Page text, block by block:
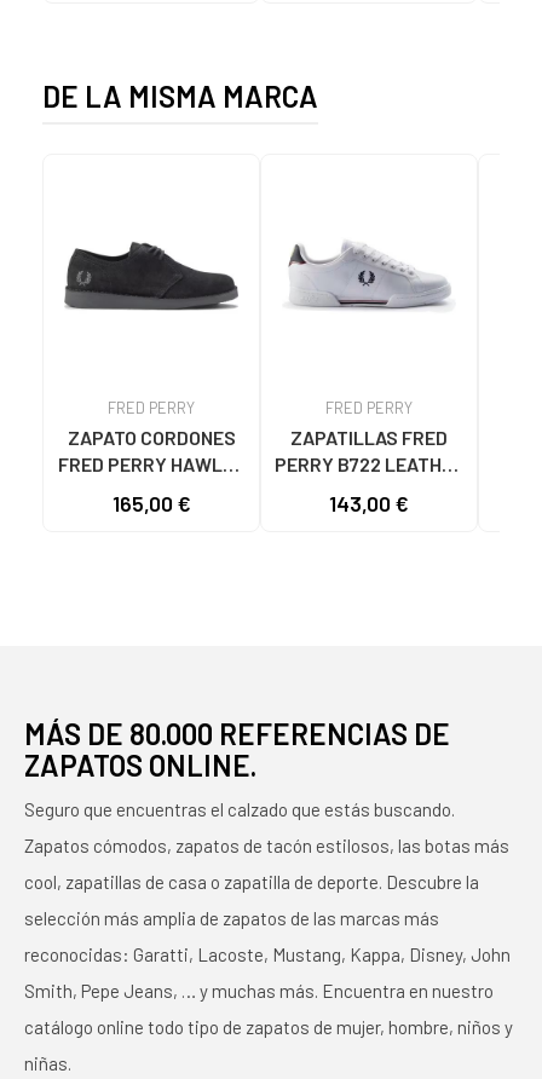
DE LA MISMA MARCA
FRED PERRY
ZAPATO CORDONES
FRED PERRY HAWLEY
NEGRO BLACK
165,00 €
FRED PERRY
ZAPATILLAS FRED
PERRY B722 LEATHER
DETALLES NAVY
143,00 €
MÁS DE 80.000 REFERENCIAS DE
ZAPATOS ONLINE.
Seguro que encuentras el calzado que estás buscando.
Zapatos cómodos, zapatos de tacón estilosos, las botas más
cool, zapatillas de casa o zapatilla de deporte. Descubre la
selección más amplia de zapatos de las marcas más
reconocidas: Garatti, Lacoste, Mustang, Kappa, Disney, John
Smith, Pepe Jeans, … y muchas más. Encuentra en nuestro
catálogo online todo tipo de zapatos de mujer, hombre, niños y
niñas.